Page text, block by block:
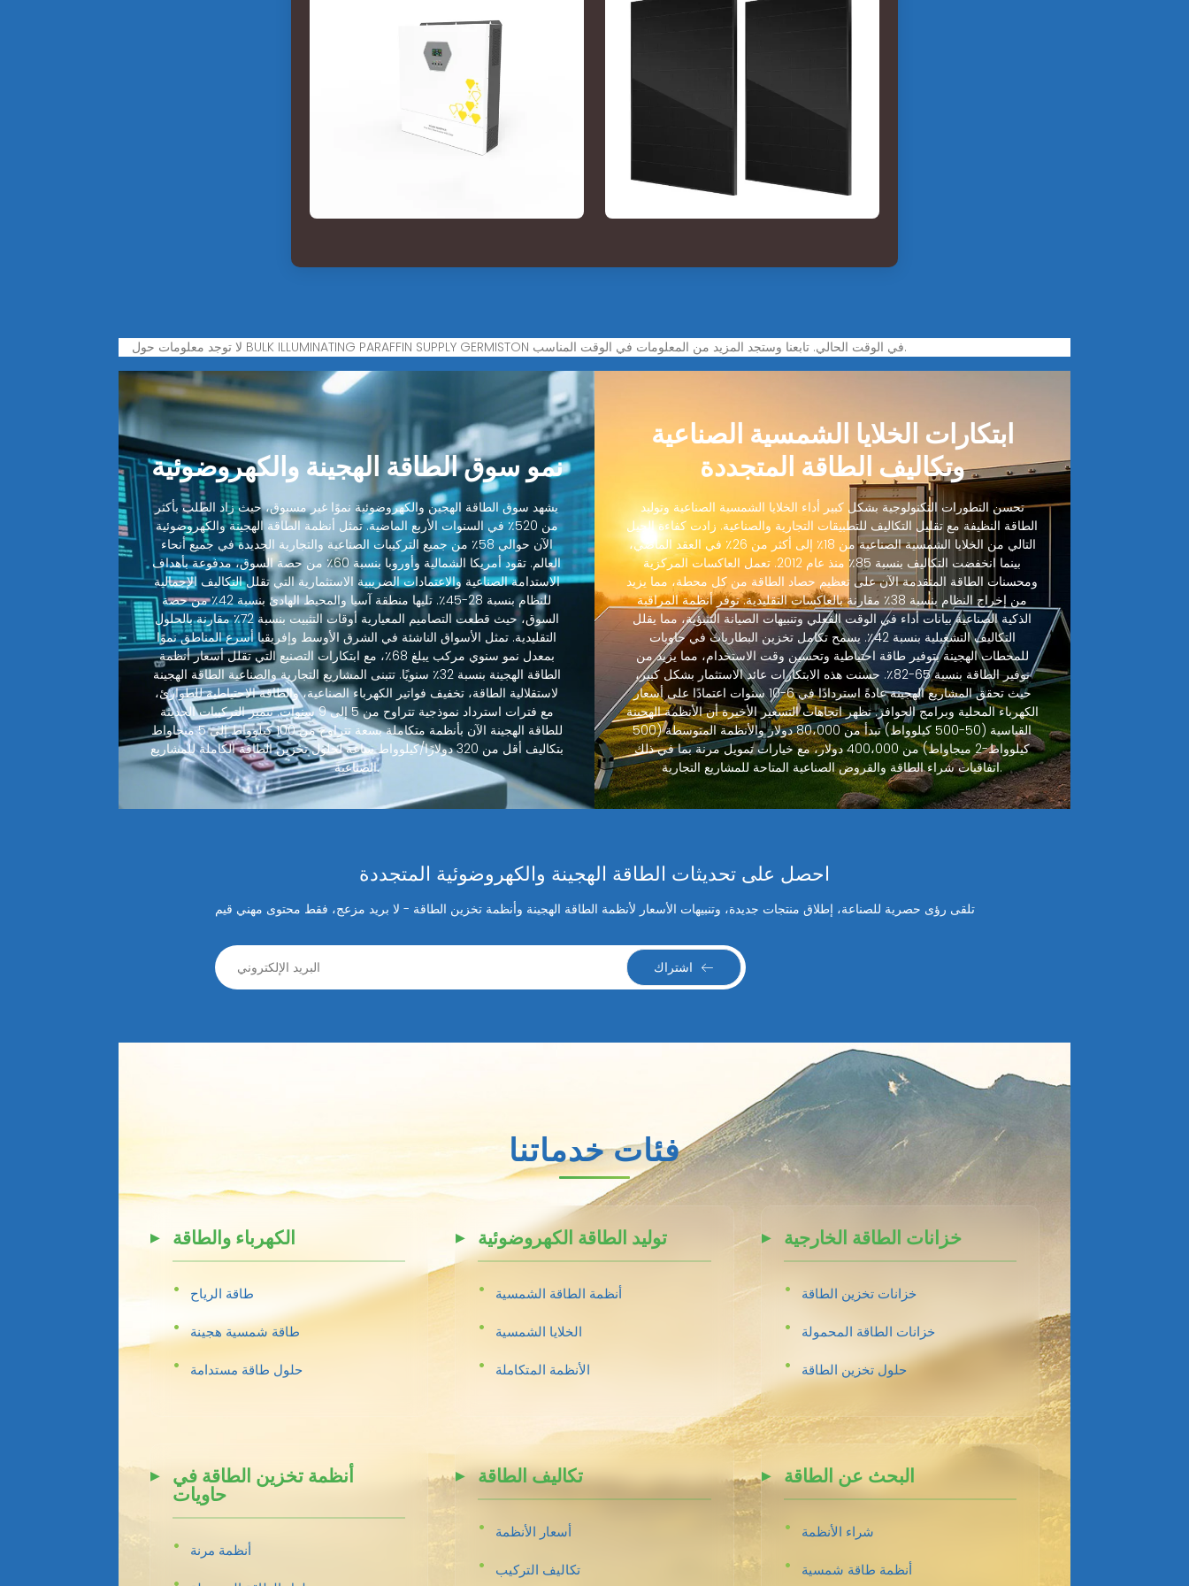
لا توجد معلومات حول BULK ILLUMINATING PARAFFIN SUPPLY GERMISTON في الوقت الحالي. تابعنا وستجد المزيد من المعلومات في الوقت المناسب.
نمو سوق الطاقة الهجينة والكهروضوئية
يشهد سوق الطاقة الهجين والكهروضوئية نموًا غير مسبوق، حيث زاد الطلب بأكثر
من 520٪ في السنوات الأربع الماضية. تمثل أنظمة الطاقة الهجينة والكهروضوئية
الآن حوالي 58٪ من جميع التركيبات الصناعية والتجارية الجديدة في جميع أنحاء
العالم. تقود أمريكا الشمالية وأوروبا بنسبة 60٪ من حصة السوق، مدفوعة بأهداف
الاستدامة الصناعية والاعتمادات الضريبية الاستثمارية التي تقلل التكاليف الإجمالية
للنظام بنسبة 28-45٪. تليها منطقة آسيا والمحيط الهادئ بنسبة 42٪ من حصة
السوق، حيث قطعت التصاميم المعيارية أوقات التثبيت بنسبة 72٪ مقارنة بالحلول
التقليدية. تمثل الأسواق الناشئة في الشرق الأوسط وإفريقيا أسرع المناطق نموًا
بمعدل نمو سنوي مركب يبلغ 68٪، مع ابتكارات التصنيع التي تقلل أسعار أنظمة
الطاقة الهجينة بنسبة 32٪ سنويًا. تتبنى المشاريع التجارية والصناعية الطاقة الهجينة
لاستقلالية الطاقة، تخفيف فواتير الكهرباء الصناعية، والطاقة الاحتياطية للطوارئ،
مع فترات استرداد نموذجية تتراوح من 5 إلى 9 سنوات. تتميز التركيبات الحديثة
للطاقة الهجينة الآن بأنظمة متكاملة بسعة تتراوح من 100 كيلوواط إلى 5 ميجاواط
بتكاليف أقل من 320 دولارًا/كيلوواط ساعة لحلول تخزين الطاقة الكاملة للمشاريع
الصناعية.
ابتكارات الخلايا الشمسية الصناعية
وتكاليف الطاقة المتجددة
تحسن التطورات التكنولوجية بشكل كبير أداء الخلايا الشمسية الصناعية وتوليد
الطاقة النظيفة مع تقليل التكاليف للتطبيقات التجارية والصناعية. زادت كفاءة الجيل
التالي من الخلايا الشمسية الصناعية من 18٪ إلى أكثر من 26٪ في العقد الماضي،
بينما انخفضت التكاليف بنسبة 85٪ منذ عام 2012. تعمل العاكسات المركزية
ومحسنات الطاقة المتقدمة الآن على تعظيم حصاد الطاقة من كل محطة، مما يزيد
من إخراج النظام بنسبة 38٪ مقارنة بالعاكسات التقليدية. توفر أنظمة المراقبة
الذكية الصناعية بيانات أداء في الوقت الفعلي وتنبيهات الصيانة التنبؤية، مما يقلل
التكاليف التشغيلية بنسبة 42٪. يسمح تكامل تخزين البطاريات في حاويات
للمحطات الهجينة بتوفير طاقة احتياطية وتحسين وقت الاستخدام، مما يزيد من
توفير الطاقة بنسبة 65-82٪. حسنت هذه الابتكارات عائد الاستثمار بشكل كبير،
حيث تحقق المشاريع الهجينة عادةً استردادًا في 6-10 سنوات اعتمادًا على أسعار
الكهرباء المحلية وبرامج الحوافز. تظهر اتجاهات التسعير الأخيرة أن الأنظمة الهجينة
القياسية (50-500 كيلوواط) تبدأ من 80،000 دولار والأنظمة المتوسطة (500
كيلوواط-2 ميجاواط) من 400،000 دولار، مع خيارات تمويل مرنة بما في ذلك
اتفاقيات شراء الطاقة والقروض الصناعية المتاحة للمشاريع التجارية.
احصل على تحديثات الطاقة الهجينة والكهروضوئية المتجددة
تلقى رؤى حصرية للصناعة، إطلاق منتجات جديدة، وتنبيهات الأسعار لأنظمة الطاقة الهجينة وأنظمة تخزين الطاقة - لا بريد مزعج، فقط محتوى مهني قيم
اشتراك
فئات خدماتنا
الكهرباء والطاقة
طاقة الرياح
طاقة شمسية هجينة
حلول طاقة مستدامة
توليد الطاقة الكهروضوئية
أنظمة الطاقة الشمسية
الخلايا الشمسية
الأنظمة المتكاملة
خزانات الطاقة الخارجية
خزانات تخزين الطاقة
خزانات الطاقة المحمولة
حلول تخزين الطاقة
أنظمة تخزين الطاقة في
حاويات
أنظمة مرنة
تكاليف الطاقة
أسعار الأنظمة
تكاليف التركيب
البحث عن الطاقة
شراء الأنظمة
أنظمة طاقة شمسية